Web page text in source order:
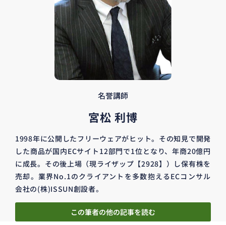
名誉講師
宮松 利博
1998年に公開したフリーウェアがヒット。その知見で開発
した商品が国内ECサイト12部門で1位となり、年商20億円
に成長。その後上場（現ライザップ【2928】）し保有株を
売却。業界No.1のクライアントを多数抱えるECコンサル
会社の(株)ISSUN創設者。
この筆者の他の記事を読む